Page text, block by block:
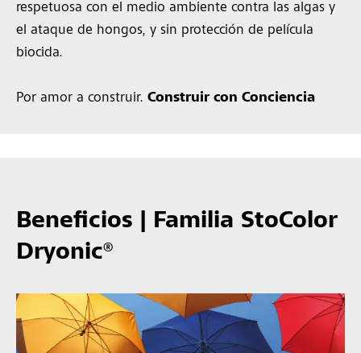
respetuosa con el medio ambiente contra las algas y
el ataque de hongos, y sin protección de película
biocida.
Por amor a construir. Construir con Conciencia
Beneficios | Familia StoColor
Dryonic®